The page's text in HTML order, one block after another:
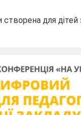
створена для